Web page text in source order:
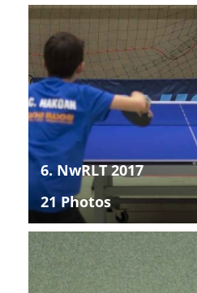
6. NwRLT 2017
21 Photos